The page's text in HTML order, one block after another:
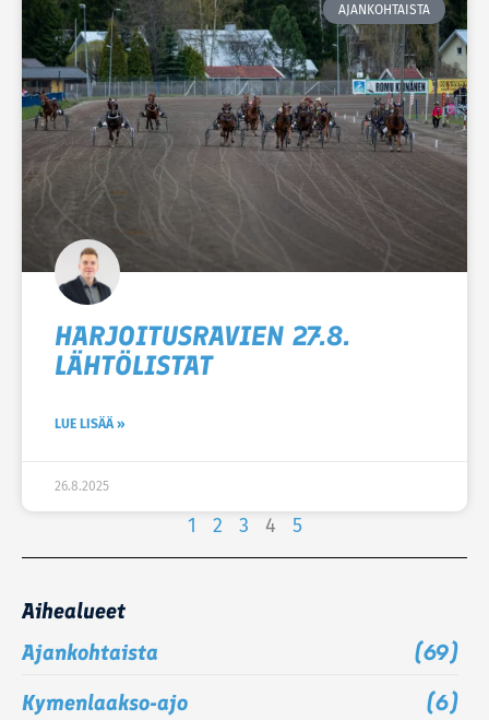
AJANKOHTAISTA
HARJOITUSRAVIEN 27.8.
LÄHTÖLISTAT
LUE LISÄÄ »
26.8.2025
1 2 3 4 5
Aihealueet
Ajankohtaista
(69)
Kymenlaakso-ajo
(6)